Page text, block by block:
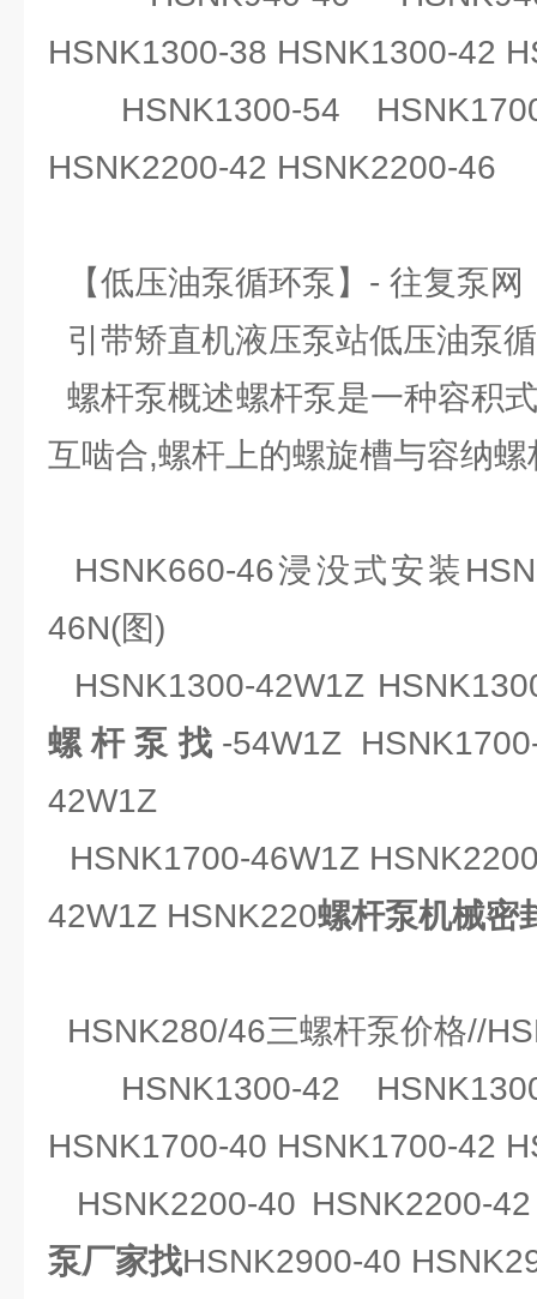
HSNK1300-38 HSNK1300-42
HSNK1300-54
HSNK2200-42 HSNK2200-46
【低压油泵循环泵】- 往复泵网
引带矫直机液压泵站低压油泵
螺杆泵概述螺杆泵是一种容积
互啮合,螺杆上的螺旋槽与容纳
HSNK660-46浸没式安装
46N(图)
HSNK1300-42W1Z
螺杆泵找 -54W1Z
42W1Z
HSNK1700-46W1Z
42W1Z HSNK220螺杆泵机械密
HSNK280/46三螺杆泵价格//
HSNK1300-42
HSNK1700-40 HSNK1700-42
HSNK2200-40 HSNK2200-
泵厂家找HSNK2900-40